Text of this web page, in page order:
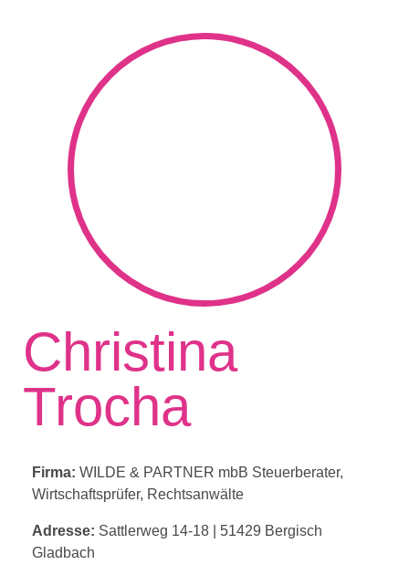
Christina
Trocha
Firma: WILDE & PARTNER mbB Steuerberater,
Wirtschaftsprüfer, Rechtsanwälte
Adresse: Sattlerweg 14-18
51429 Bergisch
Gladbach